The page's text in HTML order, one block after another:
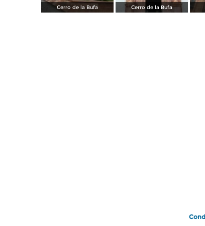
Cerro de la Bufa Cerro de la Bufa